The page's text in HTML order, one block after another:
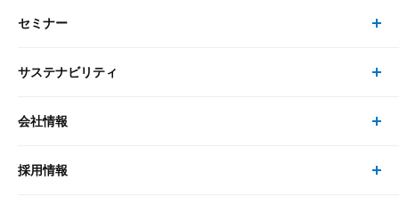
大和総研の強み
研究員
書籍・刊行物 トップ
書籍
セミナー
セミナー トップ
現在受付中のセミナー・イベント
サステナビリティ
サステナビリティの取り組み
次世代社会への貢献
会社情報
会社情報 トップ
採用情報